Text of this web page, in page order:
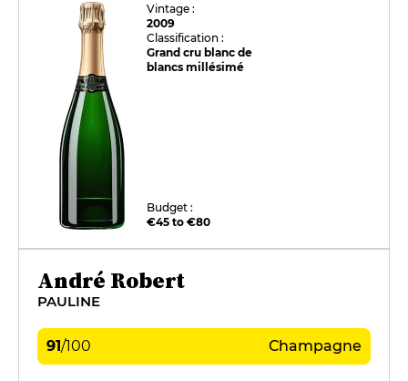
Vintage :
2009
Classification :
Grand cru blanc de
blancs millésimé
Budget :
€45 to €80
André Robert
PAULINE
91/100 Champagne